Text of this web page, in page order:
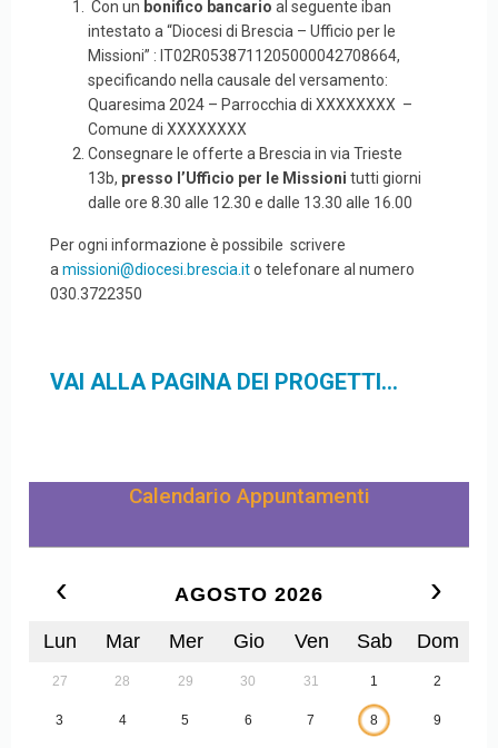
Con un bonifico bancario al seguente iban
intestato a “Diocesi di Brescia – Ufficio per le
Missioni” : IT02R0538711205000042708664,
specificando nella causale del versamento:
Quaresima 2024 – Parrocchia di XXXXXXXX –
Comune di XXXXXXXX
Consegnare le offerte a Brescia in via Trieste
13b, presso l’Ufficio per le Missioni tutti giorni
dalle ore 8.30 alle 12.30 e dalle 13.30 alle 16.00
Per ogni informazione è possibile scrivere
amissioni@diocesi.brescia.ito telefonare al numero
030.3722350
VAI ALLA PAGINA DEI PROGETTI...
Calendario Appuntamenti
‹ AGOSTO 2026 ›
Lun Mar Mer Gio Ven Sab Dom
27 28 29 30 31 1 2
3 4 5 6 7 8 9